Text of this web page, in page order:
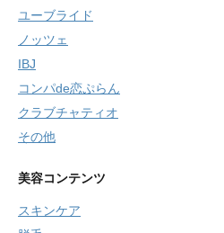
ユーブライド
ノッツェ
IBJ
コンパde恋ぷらん
クラブチャティオ
その他
美容コンテンツ
スキンケア